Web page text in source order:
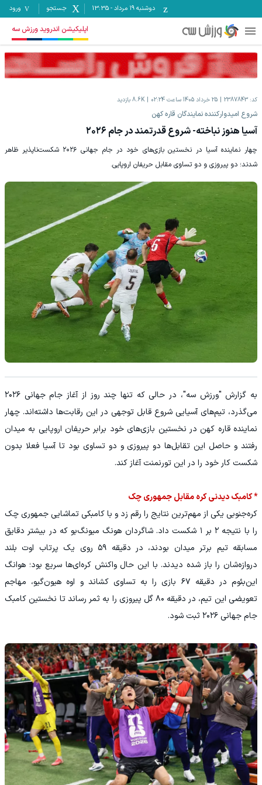
دوشنبه ۱۹ مرداد -
13:35 جستجو ورود
اپلیکیشن اندروید ورزش سه
کد: 2387843 25 خرداد 1405 ساعت 02:24 8.6K بازدید
شروع امیدوارکننده نمایندگان قاره کهن
آسیا هنوز نباخته- شروع قدرتمند در جام ۲۰۲۶
چهار نماینده آسیا در نخستین بازی‌های خود در جام جهانی ۲۰۲۶ شکست‌ناپذیر ظاهر
شدند؛ دو پیروزی و دو تساوی مقابل حریفان اروپایی.
به گزارش "ورزش سه"، در حالی که تنها چند روز از آغاز جام جهانی ۲۰۲۶
می‌گذرد، تیم‌های آسیایی شروع قابل توجهی در این رقابت‌ها داشته‌اند. چهار
نماینده قاره کهن در نخستین بازی‌های خود برابر حریفان اروپایی به میدان
رفتند و حاصل این تقابل‌ها دو پیروزی و دو تساوی بود تا آسیا فعلا بدون
شکست کار خود را در این تورنمنت آغاز کند.
* کامبک دیدنی کره مقابل جمهوری چک
کره‌جنوبی یکی از مهم‌ترین نتایج را رقم زد و با کامبکی تماشایی جمهوری چک
را با نتیجه ۲ بر ۱ شکست داد. شاگردان هونگ میونگ‌بو که در بیشتر دقایق
مسابقه تیم برتر میدان بودند، در دقیقه ۵۹ روی یک پرتاب اوت بلند
دروازه‌شان را باز شده دیدند. با این حال واکنش کره‌ای‌ها سریع بود؛ هوانگ
این‌بئوم در دقیقه ۶۷ بازی را به تساوی کشاند و اوه هیون‌گیو، مهاجم
تعویضی این تیم، در دقیقه ۸۰ گل پیروزی را به ثمر رساند تا نخستین کامبک
جام جهانی ۲۰۲۶ ثبت شود.